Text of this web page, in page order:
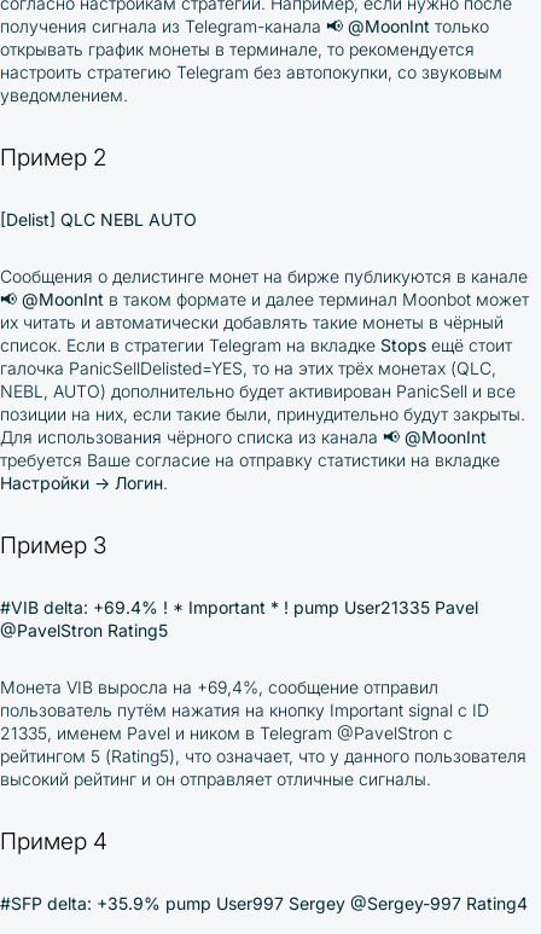
получения сигнала из Telegram-канала 📢 @MoonInt только
открывать график монеты в терминале, то рекомендуется
настроить стратегию Telegram без автопокупки, со звуковым
уведомлением.
Пример 2
[Delist] QLC NEBL AUTO
Сообщения о делистинге монет на бирже публикуются в канале
📢 @MoonInt в таком формате и далее терминал Moonbot может
их читать и автоматически добавлять такие монеты в чёрный
список. Если в стратегии Telegram на вкладке Stops ещё стоит
галочка PanicSellDelisted=YES, то на этих трёх монетах (QLC,
NEBL, AUTO) дополнительно будет активирован PanicSell и все
позиции на них, если такие были, принудительно будут закрыты.
Для использования чёрного списка из канала 📢 @MoonInt
требуется Ваше согласие на отправку статистики на вкладке
Настройки → Логин.
Пример 3
#VIB delta: +69.4% ! * Important * ! pump User21335 Pavel
@PavelStron Rating5
Монета VIB выросла на +69,4%, сообщение отправил
пользователь путём нажатия на кнопку Important signal с ID
21335, именем Pavel и ником в Telegram @PavelStron с
рейтингом 5 (Rating5), что означает, что у данного пользователя
высокий рейтинг и он отправляет отличные сигналы.
Пример 4
#SFP delta: +35.9% pump User997 Sergey @Sergey-997 Rating4